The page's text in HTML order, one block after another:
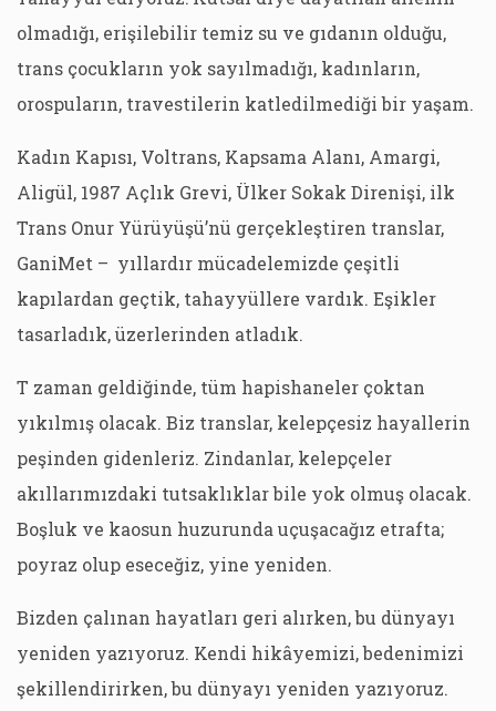
olmadığı, erişilebilir temiz su ve gıdanın olduğu,
trans çocukların yok sayılmadığı, kadınların,
orospuların, travestilerin katledilmediği bir yaşam.
Kadın Kapısı, Voltrans, Kapsama Alanı, Amargi,
Aligül, 1987 Açlık Grevi, Ülker Sokak Direnişi, ilk
Trans Onur Yürüyüşü’nü gerçekleştiren translar,
GaniMet – yıllardır mücadelemizde çeşitli
kapılardan geçtik, tahayyüllere vardık. Eşikler
tasarladık, üzerlerinden atladık.
T zaman geldiğinde, tüm hapishaneler çoktan
yıkılmış olacak. Biz translar, kelepçesiz hayallerin
peşinden gidenleriz. Zindanlar, kelepçeler
akıllarımızdaki tutsaklıklar bile yok olmuş olacak.
Boşluk ve kaosun huzurunda uçuşacağız etrafta;
poyraz olup eseceğiz, yine yeniden.
Bizden çalınan hayatları geri alırken, bu dünyayı
yeniden yazıyoruz. Kendi hikâyemizi, bedenimizi
şekillendirirken, bu dünyayı yeniden yazıyoruz.